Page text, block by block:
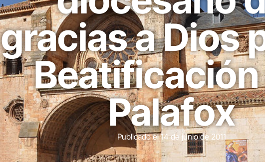
gracias a Dios
Palafox
Publicado el 14 de junio de 2011